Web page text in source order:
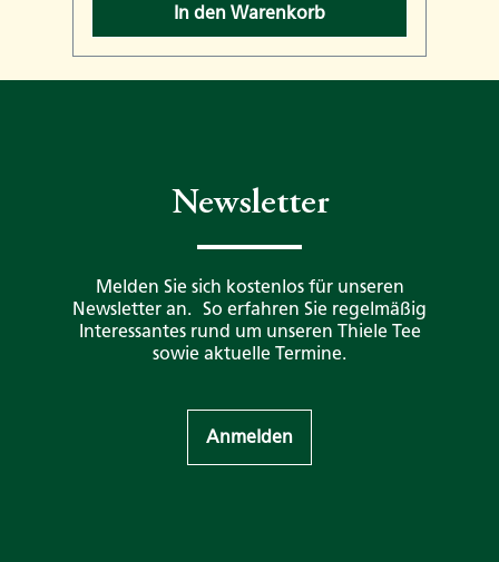
In den Warenkorb
Newsletter
Melden Sie sich kostenlos für unseren
Newsletter an. So erfahren Sie regelmäßig
Interessantes rund um unseren Thiele Tee
sowie aktuelle Termine.
Anmelden